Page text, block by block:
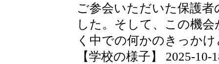
ご参会いただいた保護
した。そして、この機
く中での何かのきっか
【学校の様子】 2025-10-